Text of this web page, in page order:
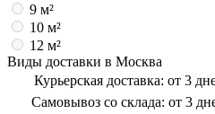
9 м²
10 м²
12 м²
Виды доставки в Москва
Курьерская доставка: от 3
Самовывоз со склада: от 3